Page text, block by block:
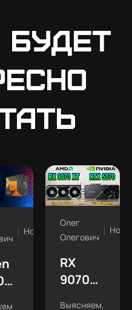
Новости
Олег
Олегович
RX
9070
Выясняем,